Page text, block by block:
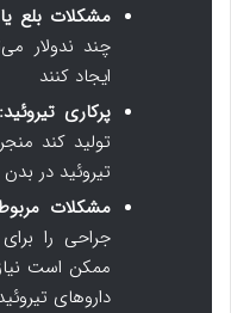
مشکلات بلع
چند ندولار
ایجاد کنند
پرکاری تیروئید:
تولید ‌کند
تیروئید در
مشکلات
جراحی را
ممکن است
داروهای